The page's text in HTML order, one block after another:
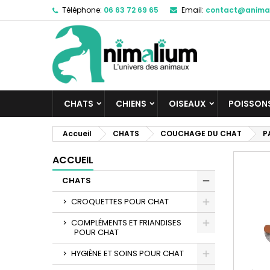
Téléphone: 06 63 72 69 65 Email:
CHATS CHIENS OISEAUX
Accueil CHATS COUCHAGE DU CHAT
ACCUEIL
CHATS
CROQUETTES POUR CHAT
COMPLÉMENTS ET FRIANDISES
POUR CHAT
HYGIÈNE ET SOINS POUR CHAT